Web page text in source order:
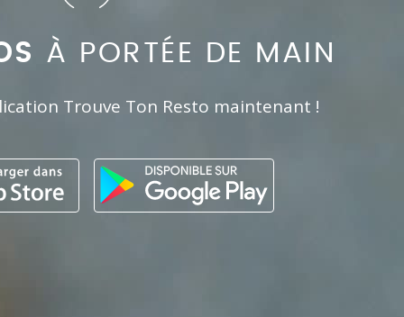
À PORTÉE DE MAIN
Trouve Ton Resto maintenant !